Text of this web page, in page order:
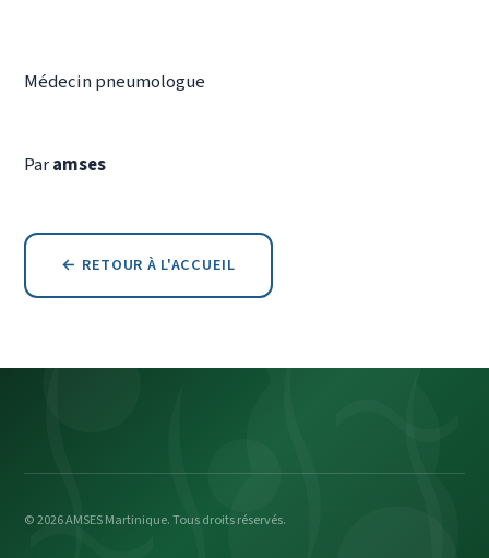
Médecin pneumologue
Paramses
← RETOUR À L'ACCUEIL
© 2026 AMSES Martinique. Tous droits réservés.